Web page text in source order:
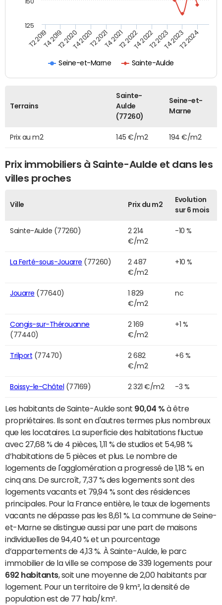
Seine-et-Marne Sainte-Aulde
T2 2019T4 2019T2 2020T4 2020T2 2021T4 2021T2 2022T4 2022T2 2023T4 2023T2 2024
125
150
Terrains
Sainte-
Aulde
(77260)
Seine-et-
Marne
Prix au m2 145 €/m2 194 €/m2
Prix immobiliers à Sainte-Aulde et dans les
villes proches
Ville Prix du m2
Evolution
sur 6 mois
Sainte-Aulde (77260)
2 214
€/m2
-10 %
La Ferté-sous-Jouarre (77260)
2 487
€/m2
+10 %
Jouarre (77640)
1 829
€/m2
nc
Congis-sur-Thérouanne
(77440)
2 169
€/m2
+1 %
Trilport (77470)
2 682
€/m2
+6 %
Boissy-le-Châtel (77169) 2 321 €/m2 -3 %
Les habitants de Sainte-Aulde sont 90,04 % à être
propriétaires. Ils sont en d'autres termes plus nombreux
que les locataires. La superficie des habitations fluctue
avec 27,68 % de 4 pièces, 1,11 % de studios et 54,98 %
d’habitations de 5 pièces et plus. Le nombre de
logements de l'agglomération a progressé de 1,18 % en
cinq ans. De surcroît, 7,37 % des logements sont des
logements vacants et 79,94 % sont des résidences
principales. Pour la France entière, le taux de logements
vacants ne dépasse pas les 8,61 %. La commune de Seine-
et-Marne se distingue aussi par une part de maisons
individuelles de 94,40 % et un pourcentage
d’appartements de 4,13 %. À Sainte-Aulde, le parc
immobilier de la ville se compose de 339 logements pour
692 habitants, soit une moyenne de 2,00 habitants par
logement. Pour un territoire de 9 km², la densité de
population est de 77 hab/km².